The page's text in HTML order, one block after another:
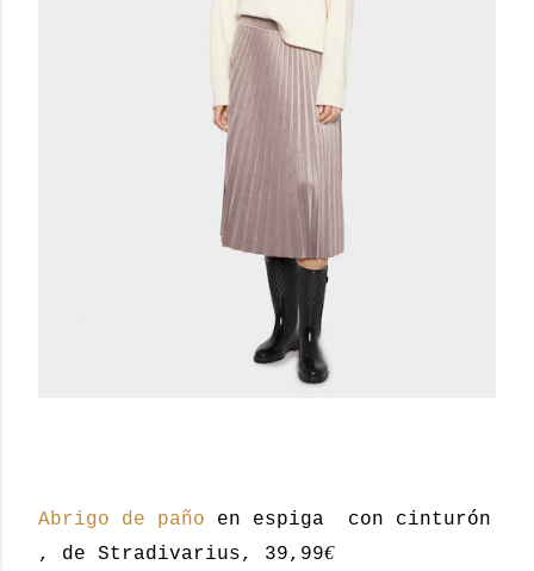
Abrigo de paño en espiga con cinturón
, de Stradivarius, 39,99€